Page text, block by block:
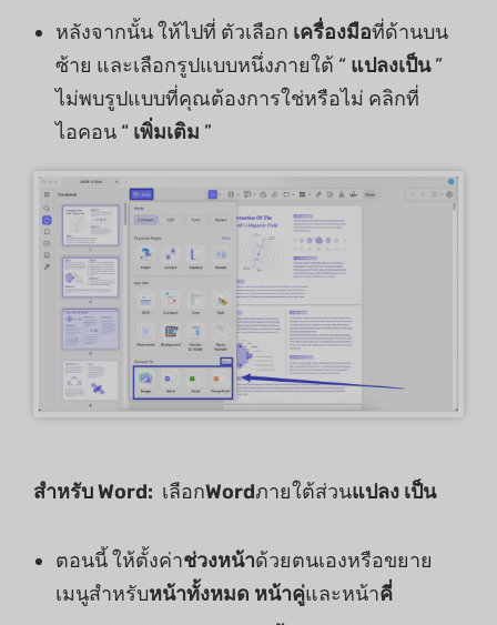
หลังจากนั้น ให้ไปที่ ตัวเลือก เครื่องมือที่ด้านบน
ซ้าย และเลือกรูปแบบหนึ่งภายใต้ “ แปลงเป็น”
ไม่พบรูปแบบที่คุณต้องการใช่หรือไม่ คลิกที่
ไอคอน “ เพิ่มเติม ”
สำหรับ Word: เลือกWordภายใต้ส่วนแปลง เป็น
ตอนนี้ ให้ตั้งค่าช่วงหน้าด้วยตนเองหรือขยาย
เมนูสำหรับหน้าทั้งหมด หน้าคู่และหน้าคี่